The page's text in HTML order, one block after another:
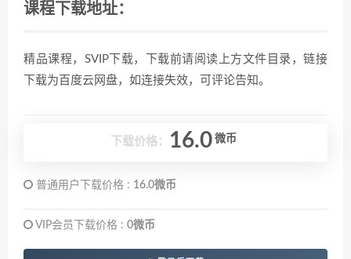
课程下载地址：
精品课程，SVIP下载，下载前请阅读上方文件目录，链接
下载为百度云网盘，如连接失效，可评论告知。
下载价格： 16.0 微币
普通用户下载价格 : 16.0微币
VIP会员下载价格 : 0微币